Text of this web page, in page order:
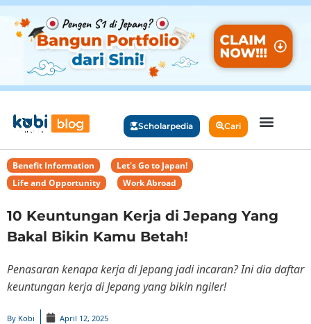
Scholarpedia Cari
Benefit Information Let's Go to Japan!
Life and Opportunity
Work Abroad
10 Keuntungan Kerja di Jepang Yang
Bakal Bikin Kamu Betah!
Penasaran kenapa kerja di Jepang jadi incaran? Ini dia daftar
keuntungan kerja di Jepang yang bikin ngiler!
By Kobi April 12, 2025